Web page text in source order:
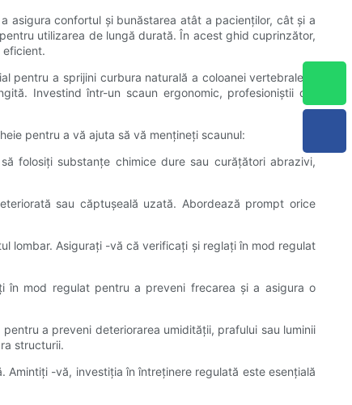
asigura confortul și bunăstarea atât a pacienților, cât și a
utilizarea de lungă durată. În acest ghid cuprinzător,
eficient.
a sprijini curbura naturală a coloanei vertebrale și
Investind într-un scaun ergonomic, profesioniștii din
pentru a vă ajuta să vă mențineți scaunul:
folosiți substanțe chimice dure sau curățători abrazivi,
sau căptușeală uzată. Abordează prompt orice
lombar. Asigurați -vă că verificați și reglați în mod regulat
în mod regulat pentru a preveni frecarea și a asigura o
a preveni deteriorarea umidității, prafului sau luminii
structurii.
-vă, investiția în întreținere regulată este esențială